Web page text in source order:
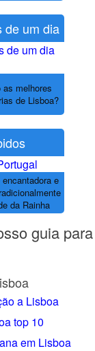
de um dia
melhores
de Lisboa?
e
da Rainha
guia para
a Lisboa
top 10
em Lisboa